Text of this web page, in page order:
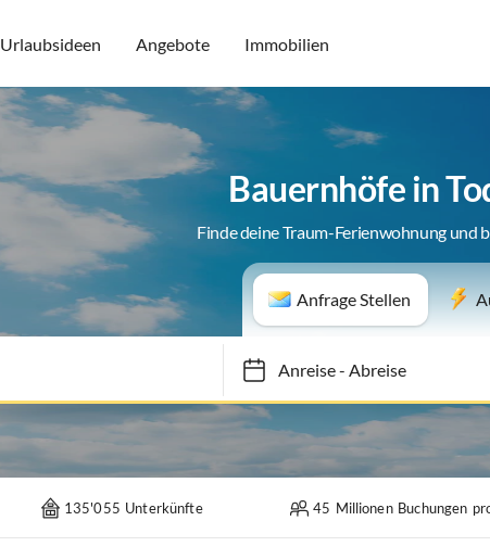
Urlaubsideen Angebote Immobilien
Bauernhöfe in
Finde deine Traum-Ferienwohnung und
Anfrage Stellen
Anreise-Abreise
135'055 Unterkünfte 45 Millionen Buchungen